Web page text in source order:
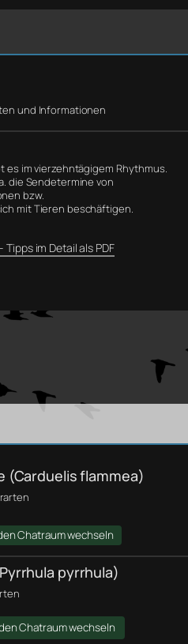
und Informationen
es im vierzehntägigem Rhythmus.
die Sendetermine von
bzw.
mit Tieren beschäftigen.
Tipps im Detail als PDF
(Carduelis flammea)
Chatraum wechseln
pyrrhula)
Chatraum wechseln